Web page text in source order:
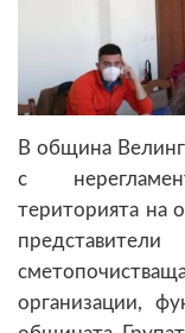
В община
с
територията на
организации,